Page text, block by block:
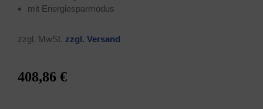
mit Ener­gie­spar­mo­dus
zzgl. MwSt. zzgl. Ver­sand
408,86 €